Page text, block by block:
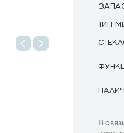
ТИП
В